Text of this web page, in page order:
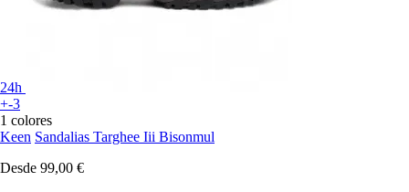
24h
+-3
1 colores
Keen Sandalias Targhee Iii Bisonmul
Desde 99,00 €